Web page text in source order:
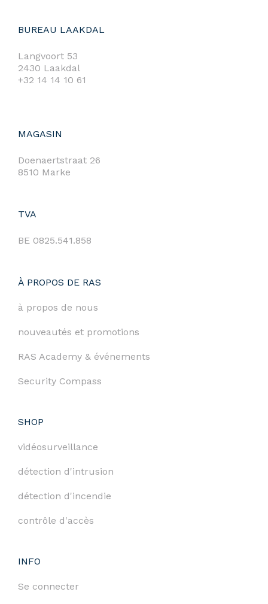
BUREAU LAAKDAL
Langvoort 53
2430 Laakdal
+32 14 14 10 61
MAGASIN
Doenaertstraat 26
8510 Marke
TVA
BE 0825.541.858
À PROPOS DE RAS
à propos de nous
nouveautés et promotions
RAS Academy & événements
Security Compass
SHOP
vidéosurveillance
détection d'intrusion
détection d'incendie
contrôle d'accès
INFO
Se connecter